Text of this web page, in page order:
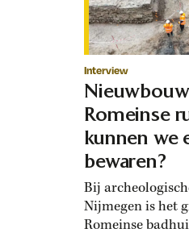
Interview
Romeinse
kunnen we
bewaren?
Bij
Nijmegen is het
Romeinse